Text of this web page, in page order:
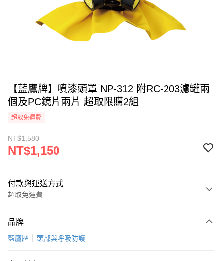
【藍鷹牌】噴漆頭罩 NP-312 附RC-203濾罐兩
個及PC鏡片兩片 超取限購2組
超取免運費
NT$1,580
NT$1,150
付款與運送方式
超取免運費
信用卡一次付款
品牌
藍鷹牌 頭部與呼吸防護